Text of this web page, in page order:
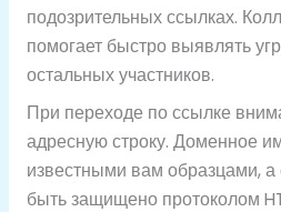
подозрительных ссылках.
помогает быстро выявлять
остальных участников.
При переходе по ссылке
адресную строку. Доменное
известными вам образцами,
быть защищено протоколом